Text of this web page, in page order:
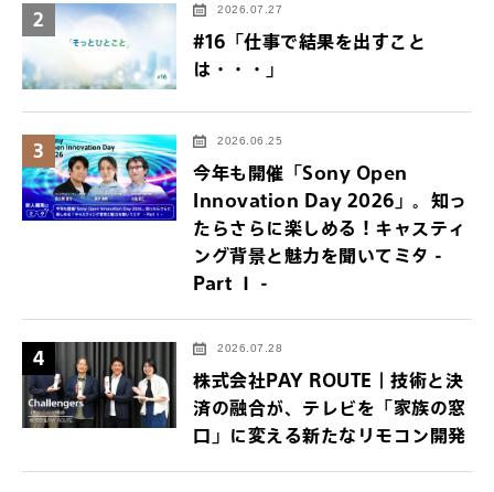
2 2026.07.27
#16「仕事で結果を出すこと
は・・・」
3 2026.06.25
今年も開催「Sony Open
Innovation Day 2026」。知っ
たらさらに楽しめる！キャスティ
ング背景と魅力を聞いてミタ -
Part Ⅰ -
4 2026.07.28
株式会社PAY ROUTE｜技術と決
済の融合が、テレビを「家族の窓
口」に変える新たなリモコン開発